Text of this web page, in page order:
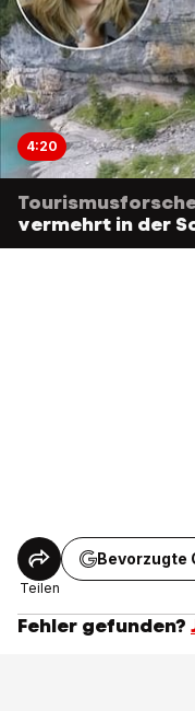
4:20
vermehrt in der
Teilen
Bevorzugte
Fehler gefunden?